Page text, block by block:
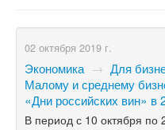
02 октября 2019 г.
Экономика → Для
Малому и среднему
«Дни российских вин» в
В период с 10 октября по